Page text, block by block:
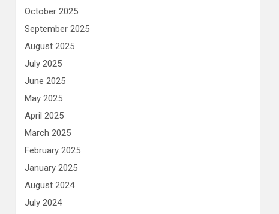
October 2025
September 2025
August 2025
July 2025
June 2025
May 2025
April 2025
March 2025
February 2025
January 2025
August 2024
July 2024